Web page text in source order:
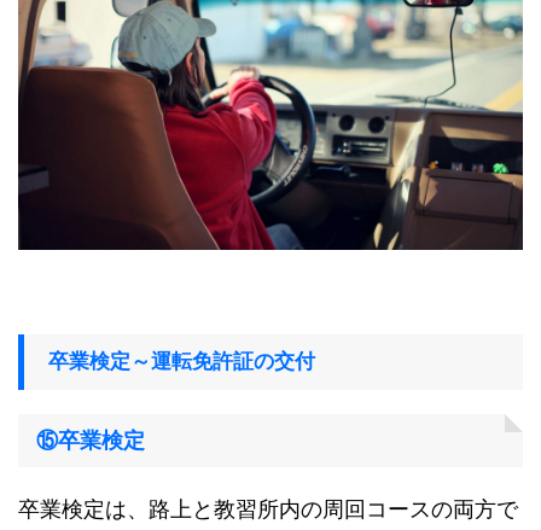
卒業検定～運転免許証の交付
⑮卒業検定
卒業検定は、路上と教習所内の周回コースの両方で